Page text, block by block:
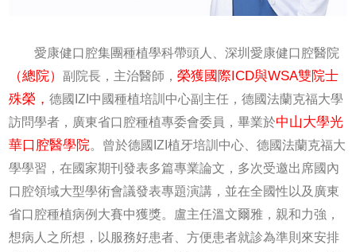
愛康健口腔集團種植學科帶頭人、深圳愛康健口腔醫院
（總院）副院長，主治醫師，榮獲國際ICD與WSA雙院士
殊榮，德國IZI中國種植培訓中心副主任，德國法蘭克福大學
訪問學者，廣東省口腔種植專委會委員，畢業於中山大學光
華口腔醫學院。曾於德國IZI植牙培訓中心、德國法蘭克福大
學學習，在國家期刊發表多篇專業論文，多次受邀出席國內
口腔領域大型學術會議發表專題演講，並在全國性以及廣東
省口腔種植病例大賽中獲獎。盧主任溫文爾雅，親和力強，
想病人之所想，以服務好患者、方便患者就診為準則來安排